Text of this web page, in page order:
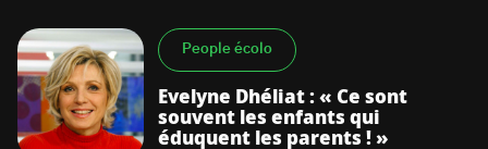
People écolo
Evelyne Dhéliat : « Ce sont
souvent les enfants qui
éduquent les parents ! »